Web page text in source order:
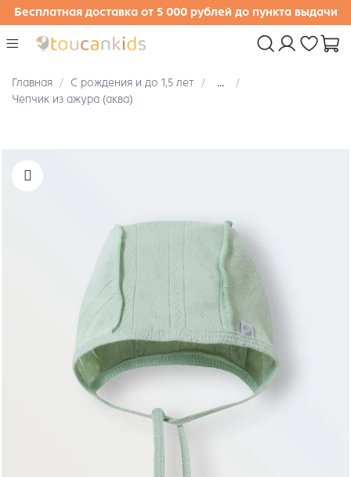
Бесплатная доставка от 5 000 рублей до пункта выдачи
Главная С рождения и до 1,5 лет
...
Чепчик из ажура (аква)